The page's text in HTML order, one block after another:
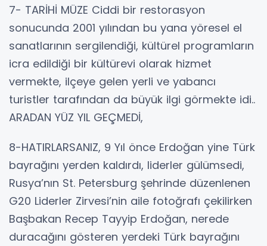
7- TARİHİ MÜZE Ciddi bir restorasyon
sonucunda 2001 yılından bu yana yöresel el
sanatlarının sergilendiği, kültürel programların
icra edildiği bir kültürevi olarak hizmet
vermekte, ilçeye gelen yerli ve yabancı
turistler tarafından da büyük ilgi görmekte idi..
ARADAN YÜZ YIL GEÇMEDİ,
8-HATIRLARSANIZ, 9 Yıl önce Erdoğan yine Türk
bayrağını yerden kaldırdı, liderler gülümsedi,
Rusya’nın St. Petersburg şehrinde düzenlenen
G20 Liderler Zirvesi’nin aile fotoğrafı çekilirken
Başbakan Recep Tayyip Erdoğan, nerede
duracağını gösteren yerdeki Türk bayrağını